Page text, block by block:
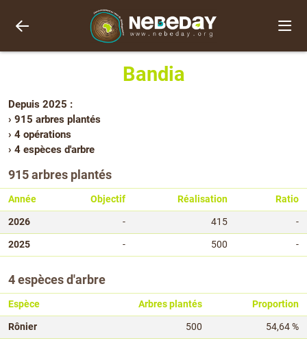
Bandia
Depuis 2025 :
› 915 arbres plantés
› 4 opérations
› 4 espèces d'arbre
915 arbres plantés
Année Objectif Réalisation
Ratio
2026
- 415
-
2025
- 500 -
4 espèces d'arbre
Espèce Arbres plantés
Proportion
Rônier
500
54,64 %